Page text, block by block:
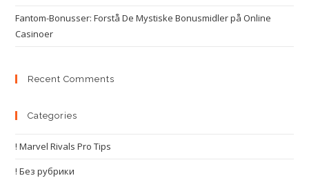
Fantom-Bonusser: Forstå De Mystiske Bonusmidler på Online
Casinoer
Recent Comments
Categories
! Marvel Rivals Pro Tips
! Без рубрики